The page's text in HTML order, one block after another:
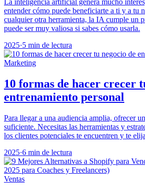
La inteligencia artificial genera mucho
entender cómo puede beneficiarte a ti y a tu
cualquier otra herramienta, la IA cumple un
puede ser muy valiosa si sabes cómo usarla.
2025·5 min de lectura
Marketing
10 formas de hacer crecer
entrenamiento personal
Para llegar a una audiencia amplia, ofrecer
suficiente. Necesitas las herramientas y
los clientes potenciales te encuentren y te
2025·6 min de lectura
Ventas